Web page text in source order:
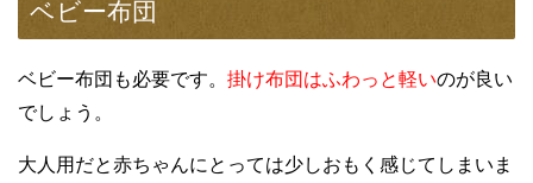
ベビー布団
ベビー布団も必要です。 掛け布団はふわっと軽いのが良い
でしょう。
大人用だと赤ちゃんにとっては少しおもく感じてしまいま